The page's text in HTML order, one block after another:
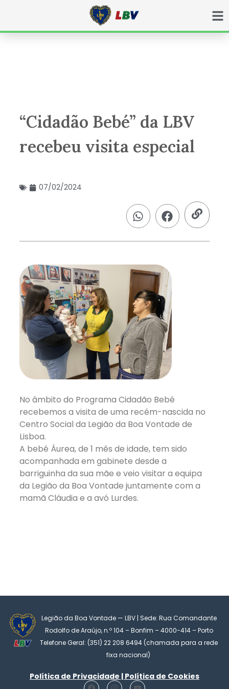
“Cidadão Bebé” da LBV
recebeu visita especial
07/02/2024
No âmbito do Programa Cidadão Bebé
recebemos a visita de uma recém-nascida no
Centro Social da Legião da Boa Vontade de
Lisboa.
A bebé Áurea, de 1 mês de idade, tem sido
acompanhada em gabinete desde a
barriguinha da sua mãe e veio visitar a equipa
da Legião da Boa Vontade juntamente com a
mamã Cláudia e a avó Lurdes.
Legião da Boa Vontade — LBV | Sede: Rua Comandante
Rodolfo de Araújo, n.º 104 – Bonfim – 4000-414 – Porto
Telefone Geral: (351) 22 208 6494 (chamada para a rede
fixa nacional)
Política de Privacidade | Política de Cookies
F
I
Y